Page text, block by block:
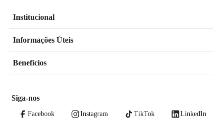
Institucional
Informações Úteis
Benefícios
Siga-nos
Facebook Instagram TikTok LinkedIn